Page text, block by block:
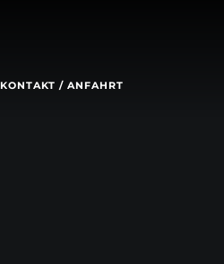
KONTAKT / ANFAHRT